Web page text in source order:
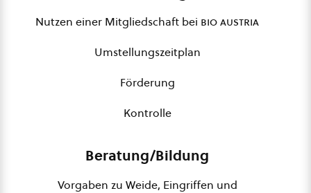
Nutzen einer Mitgliedschaft bei bio austria
Umstellungszeitplan
Förderung
Kontrolle
Beratung/Bildung
Vorgaben zu Weide, Eingriffen und